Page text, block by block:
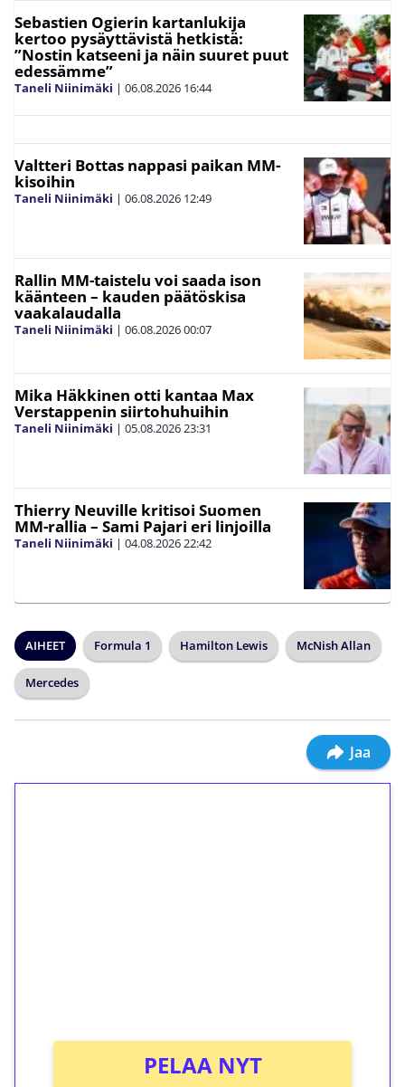
Sebastien Ogierin kartanlukija
kertoo pysäyttävistä hetkistä:
”Nostin katseeni ja näin suuret puut
edessämme”
Taneli Niinimäki | 06.08.2026 16:44
Valtteri Bottas nappasi paikan MM-
kisoihin
Taneli Niinimäki | 06.08.2026 12:49
Rallin MM-taistelu voi saada ison
käänteen – kauden päätöskisa
vaakalaudalla
Taneli Niinimäki | 06.08.202600:07
Mika Häkkinen otti kantaa Max
Verstappenin siirtohuhuihin
Taneli Niinimäki | 05.08.202623:31
Thierry Neuville kritisoi Suomen
MM-rallia – Sami Pajari eri linjoilla
Taneli Niinimäki | 04.08.202622:42
AIHEET Formula 1 Hamilton Lewis McNish Allan
Mercedes
Jaa
PELAA NYT